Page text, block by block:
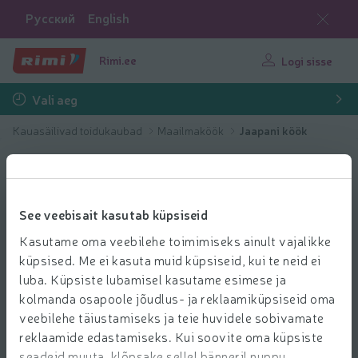
See veebisait kasutab küpsiseid
Kasutame oma veebilehe toimimiseks ainult vajalikke
küpsised. Me ei kasuta muid küpsiseid, kui te neid ei
luba. Küpsiste lubamisel kasutame esimese ja
kolmanda osapoole jõudlus- ja reklaamiküpsiseid oma
veebilehe täiustamiseks ja teie huvidele sobivamate
reklaamide edastamiseks. Kui soovite oma küpsiste
Русский English
Rimi.ee Logi sisse
Vali aeg
Kauasäilivad toidukaubad Maailmaköök Jaapani köök